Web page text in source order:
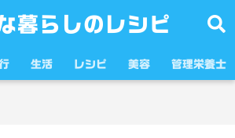
暮らしのレシピ
生活 レシピ 美容 管理栄養士